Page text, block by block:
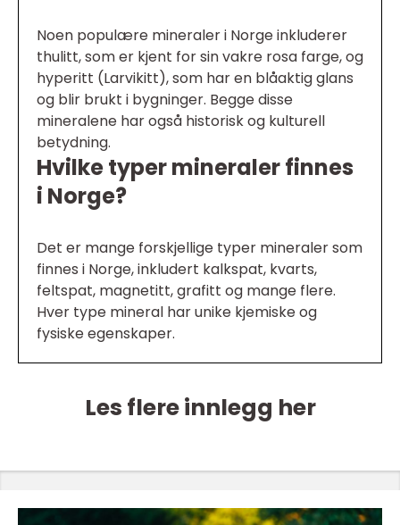
Noen populære mineraler i Norge inkluderer
thulitt, som er kjent for sin vakre rosa farge, og
hyperitt (Larvikitt), som har en blåaktig glans
og blir brukt i bygninger. Begge disse
mineralene har også historisk og kulturell
betydning.
Hvilke typer mineraler finnes
i Norge?
Det er mange forskjellige typer mineraler som
finnes i Norge, inkludert kalkspat, kvarts,
feltspat, magnetitt, grafitt og mange flere.
Hver type mineral har unike kjemiske og
fysiske egenskaper.
Les flere innlegg her